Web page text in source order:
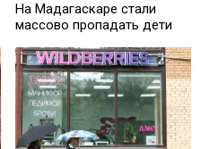
На Мадагаскаре стали
массово пропадать дети